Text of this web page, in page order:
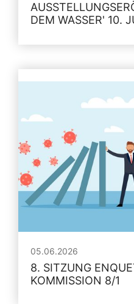
DEM WASSER' 10.
05.06.2026
8. SITZUNG
KOMMISSION 8/1